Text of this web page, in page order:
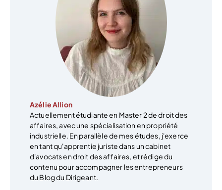
Azélie Allion
Actuellement étudiante en Master 2 de droit des
affaires, avec une spécialisation en propriété
industrielle. En parallèle de mes études, j'exerce
en tant qu'apprentie juriste dans un cabinet
d'avocats en droit des affaires, et rédige du
contenu pour accompagner les entrepreneurs
du Blog du Dirigeant.